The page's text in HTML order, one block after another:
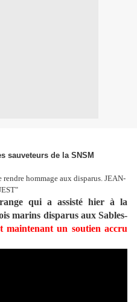
sauveteurs de la SNSM
rendre hommage aux disparus. JEAN-
qui a assisté hier à la
marins disparus aux Sables-
maintenant un soutien accru